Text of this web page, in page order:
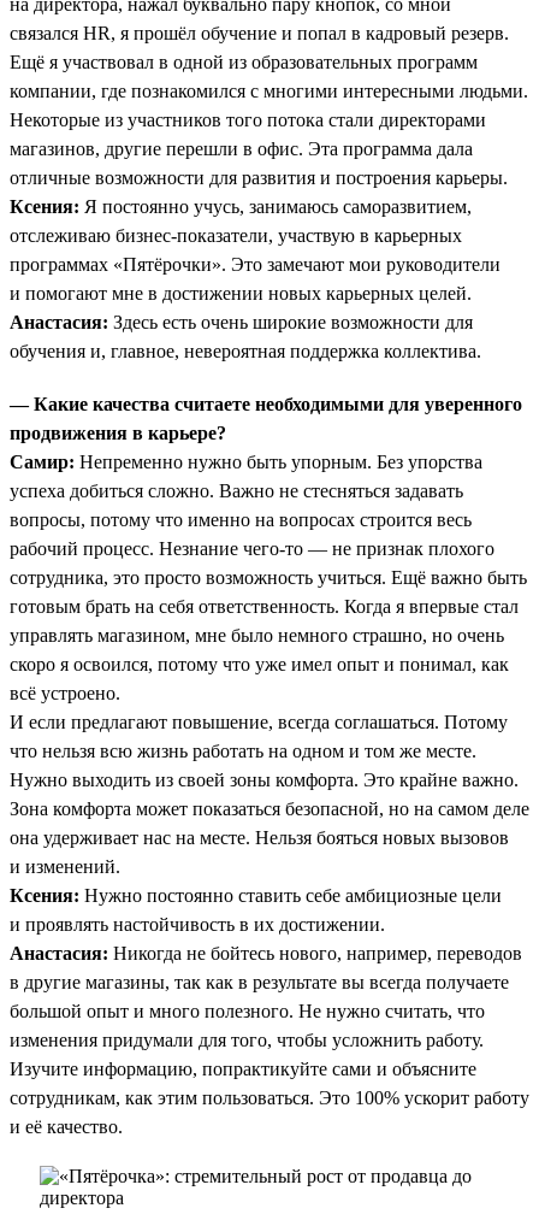
связался HR, я прошёл обучение и попал в кадровый резерв.
Ещё я участвовал в одной из образовательных программ
компании, где познакомился с многими интересными людьми.
Некоторые из участников того потока стали директорами
магазинов, другие перешли в офис. Эта программа дала
отличные возможности для развития и построения карьеры.
Ксения: Я постоянно учусь, занимаюсь саморазвитием,
отслеживаю бизнес-показатели, участвую в карьерных
программах «Пятёрочки». Это замечают мои руководители
и помогают мне в достижении новых карьерных целей.
Анастасия: Здесь есть очень широкие возможности для
обучения и, главное, невероятная поддержка коллектива.
— Какие качества считаете необходимыми для уверенного
продвижения в карьере?
Самир: Непременно нужно быть упорным. Без упорства
успеха добиться сложно. Важно не стесняться задавать
вопросы, потому что именно на вопросах строится весь
рабочий процесс. Незнание чего-то — не признак плохого
сотрудника, это просто возможность учиться. Ещё важно быть
готовым брать на себя ответственность. Когда я впервые стал
управлять магазином, мне было немного страшно, но очень
скоро я освоился, потому что уже имел опыт и понимал, как
всё устроено.
И если предлагают повышение, всегда соглашаться. Потому
что нельзя всю жизнь работать на одном и том же месте.
Нужно выходить из своей зоны комфорта. Это крайне важно.
Зона комфорта может показаться безопасной, но на самом деле
она удерживает нас на месте. Нельзя бояться новых вызовов
и изменений.
Ксения: Нужно постоянно ставить себе амбициозные цели
и проявлять настойчивость в их достижении.
Анастасия: Никогда не бойтесь нового, например, переводов
в другие магазины, так как в результате вы всегда получаете
большой опыт и много полезного. Не нужно считать, что
изменения придумали для того, чтобы усложнить работу.
Изучите информацию, попрактикуйте сами и объясните
сотрудникам, как этим пользоваться. Это 100% ускорит работу
и её качество.